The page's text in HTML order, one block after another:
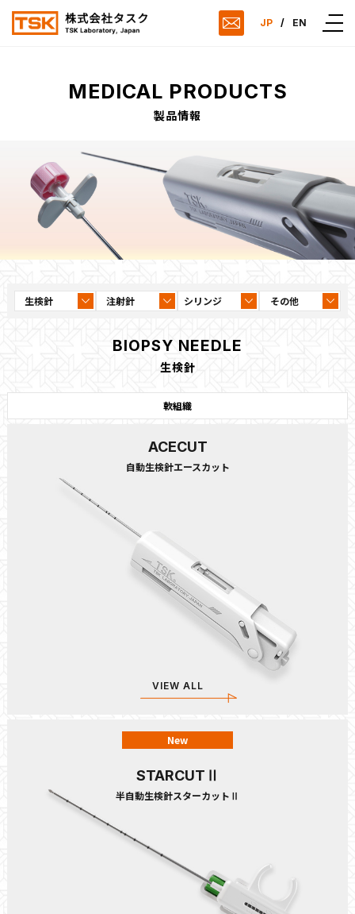
JP / EN
MEDICAL PRODUCTS
製品情報
生検針 注射針 シリンジ その他
BIOPSY NEEDLE
生検針
軟組織
ACECUT
自動生検針エースカット
VIEW ALL
New
STARCUT
半自動生検針スターカット